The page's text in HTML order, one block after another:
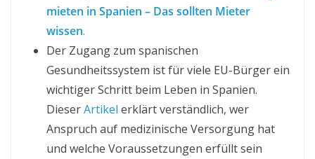
mieten in Spanien – Das sollten Mieter
wissen.
Der Zugang zum spanischen
Gesundheitssystem ist für viele EU-Bürger ein
wichtiger Schritt beim Leben in Spanien.
DieserArtikel erklärt verständlich, wer
Anspruch auf medizinische Versorgung hat
und welche Voraussetzungen erfüllt sein